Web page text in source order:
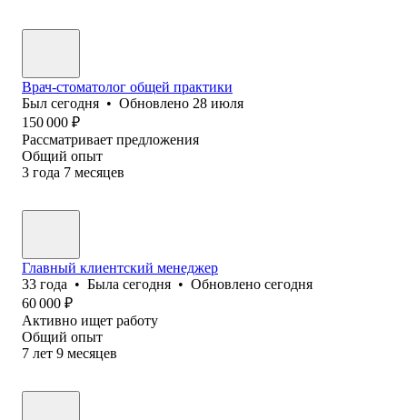
Врач-стоматолог общей практики
Был сегодня • Обновлено 28 июля
150 000 ₽
Рассматривает предложения
Общий опыт
3 года 7 месяцев
Главный клиентский менеджер
33 года • Была сегодня • Обновлено сегодня
60 000 ₽
Активно ищет работу
Общий опыт
7 лет 9 месяцев